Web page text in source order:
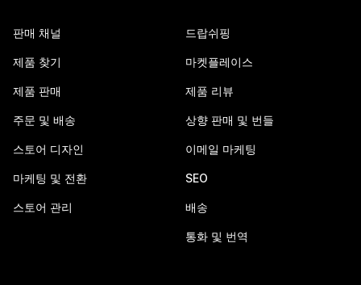
판매 채널
제품 찾기
제품 판매
주문 및 배송
스토어 디자인
마케팅 및 전환
스토어 관리
드랍쉬핑
마켓플레이스
제품 리뷰
상향 판매 및 번들
이메일 마케팅
SEO
배송
통화 및 번역